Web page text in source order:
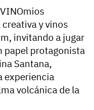
y vinos
invitando a jugar
papel protagonista
Santana,
experiencia
volcánica de la